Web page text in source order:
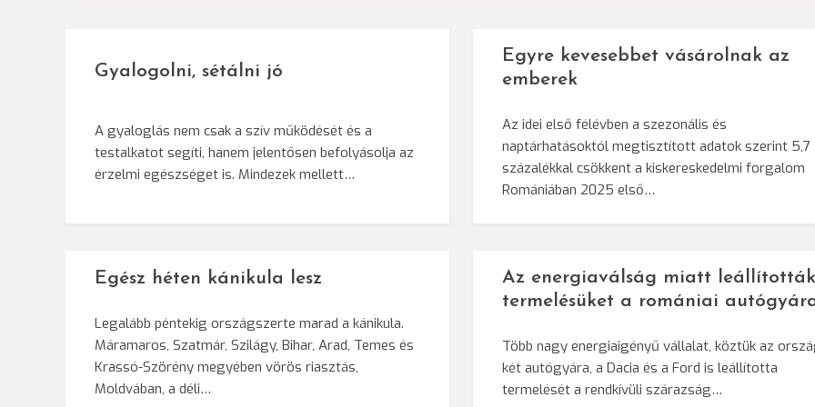
Gyalogolni, sétálni jó
A gyaloglás nem csak a szív működését és a
testalkatot segíti, hanem jelentősen befolyásolja az
érzelmi egészséget is. Mindezek mellett…
Egyre kevesebbet vásárolnak az
emberek
Az idei első félévben a szezonális és
naptárhatásoktól megtisztított adatok szerint 5,7
százalékkal csökkent a kiskereskedelmi forgalom
Romániában 2025 első…
Egész héten kánikula lesz
Legalább péntekig országszerte marad a kánikula.
Máramaros, Szatmár, Szilágy, Bihar, Arad, Temes és
Krassó-Szörény megyében vörös riasztás,
Moldvában, a déli…
Az energiaválság miatt leállították
termelésüket a romániai
Több nagy energiaigényű vállalat, köztük az
két autógyára, a Dacia és a Ford is leállította
termelését a rendkívüli szárazság…